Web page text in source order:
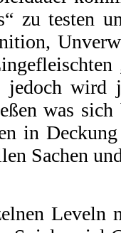
zu testen
wird
was
in
Sachen
Leveln